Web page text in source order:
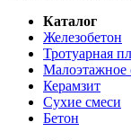
Каталог
Железобетон
Тротуарная
Малоэтажное
Керамзит
Сухие смеси
Бетон